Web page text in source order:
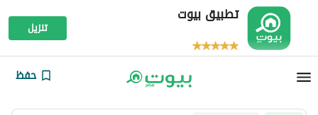
تطبيق بيوت
تنزيل
حفظ